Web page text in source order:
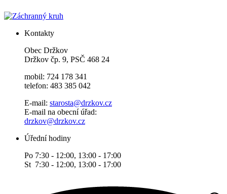
Kontakty
Obec Držkov
Držkov čp. 9, PSČ 468 24
mobil: 724 178 341
telefon: 483 385 042
E-mail: starosta@drzkov.cz
E-mail na obecní úřad:
drzkov@drzkov.cz
Úřední hodiny
Po 7:30 - 12:00, 13:00 - 17:00
St 7:30 - 12:00, 13:00 - 17:00